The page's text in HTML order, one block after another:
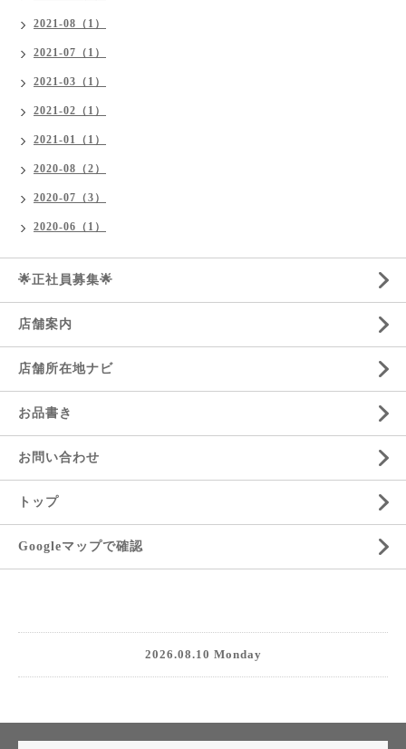
2021-08（1）
2021-07（1）
2021-03（1）
2021-02（1）
2021-01（1）
2020-08（2）
2020-07（3）
2020-06（1）
🌟正社員募集🌟
店舗案内
店舗所在地ナビ
お品書き
お問い合わせ
トップ
Googleマップで確認
2026.08.10 Monday